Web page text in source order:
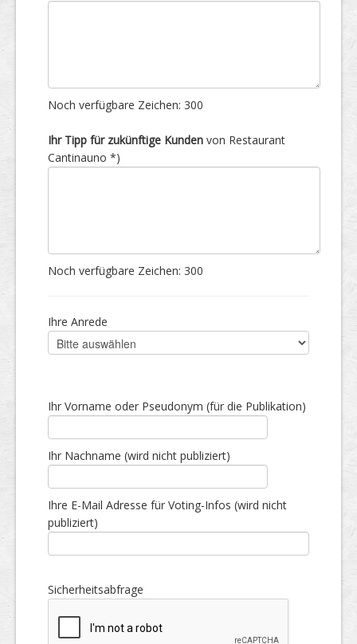
Noch verfügbare Zeichen: 300
Ihr Tipp für zukünftige Kunden von Restaurant
Cantinauno *)
Noch verfügbare Zeichen: 300
Ihre Anrede
Ihr Vorname oder Pseudonym (für die Publikation)
Ihr Nachname (wird nicht publiziert)
Ihre E-Mail Adresse für Voting-Infos (wird nicht
publiziert)
Sicherheitsabfrage